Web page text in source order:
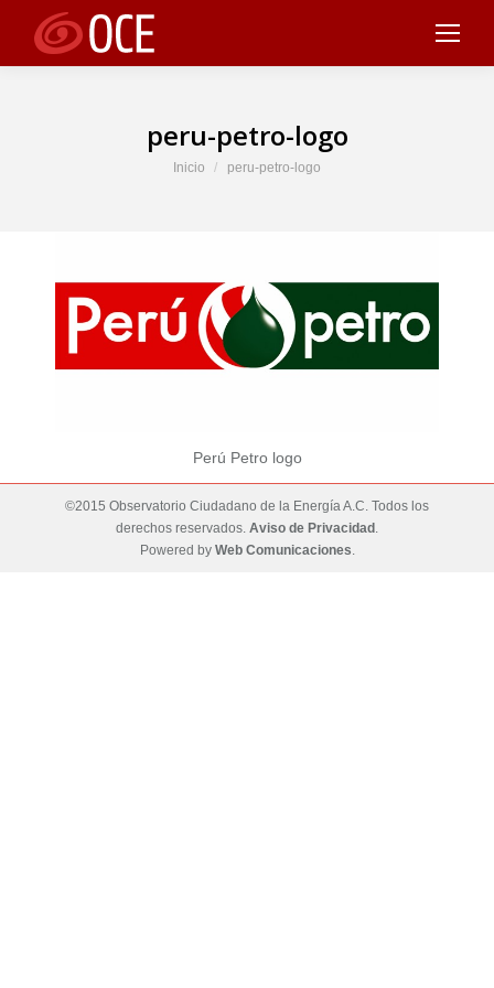
peru-petro-logo
Estás aquí:
Inicio peru-petro-logo
Perú Petro logo
©2015 Observatorio Ciudadano de la Energía A.C. Todos los
derechos reservados. Aviso de Privacidad .
Powered by Web Comunicaciones.